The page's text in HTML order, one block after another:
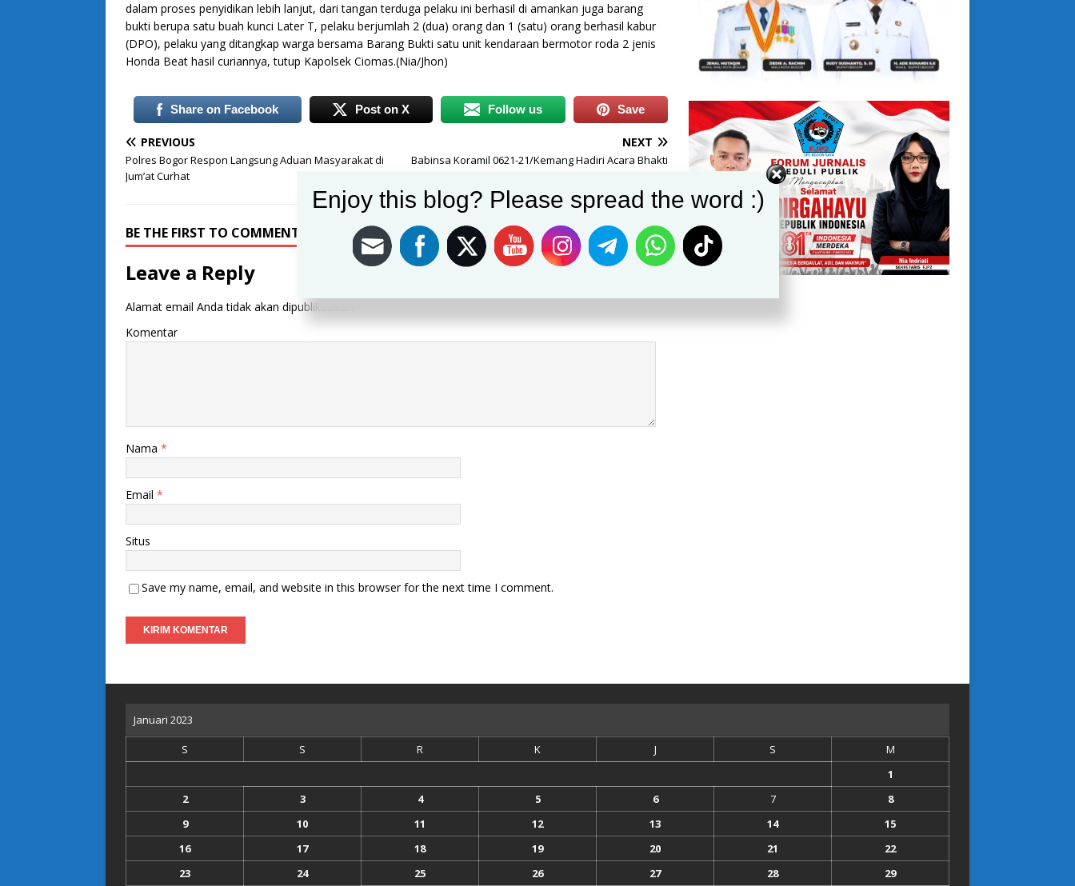
dalam proses penyidikan lebih lanjut, dari tangan terduga pelaku ini berhasil di amankan juga barang
bukti berupa satu buah kunci Later T, pelaku berjumlah 2 (dua) orang dan 1 (satu) orang berhasil kabur
(DPO), pelaku yang ditangkap warga bersama Barang Bukti satu unit kendaraan bermotor roda 2 jenis
Honda Beat hasil curiannya, tutup Kapolsek Ciomas.(Nia/Jhon)
Share on Facebook Post on X Follow us Save
PREVIOUS
Polres Bogor Respon Langsung Aduan Masyarakat di
Jum’at Curhat
NEXT
Babinsa Koramil 0621-21/Kemang Hadiri Acara Bhakti
BE THE FIRST TO COMMENT
Leave a Reply
Alamat email Anda tidak akan dipublikasikan.
Komentar
Nama *
Email *
Situs
Save my name, email, and website in this browser for the next time I comment.
Januari 2023
S S R K J S
M
1
2
3 4 5 6 7
8
9
10 11 12 13 14
15
16
17 18 19 20 21
22
23
24 25 26 27 28 29
Enjoy this blog? Please spread the word :)